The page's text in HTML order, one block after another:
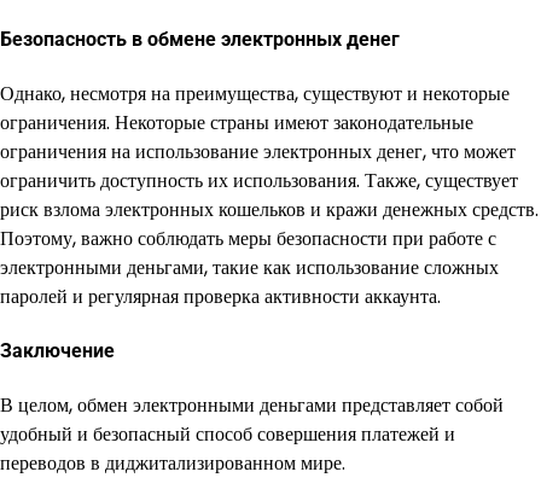
Безопасность в обмене электронных денег
Однако, несмотря на преимущества, существуют и некоторые
ограничения. Некоторые страны имеют законодательные
ограничения на использование электронных денег, что может
ограничить доступность их использования. Также, существует
риск взлома электронных кошельков и кражи денежных средств.
Поэтому, важно соблюдать меры безопасности при работе с
электронными деньгами, такие как использование сложных
паролей и регулярная проверка активности аккаунта.
Заключение
В целом, обмен электронными деньгами представляет собой
удобный и безопасный способ совершения платежей и
переводов в диджитализированном мире.